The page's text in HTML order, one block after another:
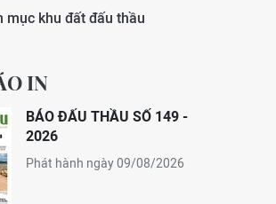
mục khu đất đấu thầu
IN
BÁO ĐẤU THẦU SỐ 149 -
2026
Phát hành ngày 09/08/2026